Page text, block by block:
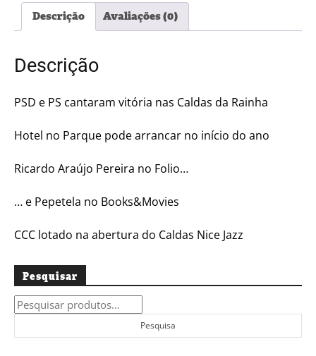
PDF
#5299Descrição Avaliações (0)
Descrição
PSD e PS cantaram vitória nas Caldas da Rainha
Hotel no Parque pode arrancar no início do ano
Ricardo Araújo Pereira no Folio…
… e Pepetela no Books&Movies
CCC lotado na abertura do Caldas Nice Jazz
Pesquisar
Pesquisar
por:
Pesquisa